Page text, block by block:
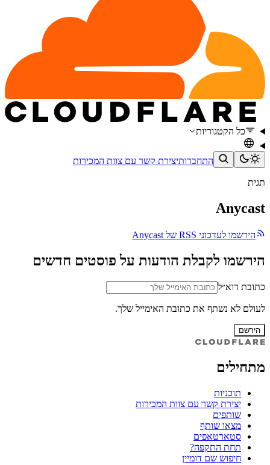
כל הקטגוריות
התחברותיצירת קשר עם צוות המכירות
תגית
Anycast
הירשמו לעדכוני RSS של Anycast
הירשמו לקבלת הודעות על פוסטים חדשים
כתובת דוא״ל
לעולם לא נשתף את כתובת האימייל שלך.
הירשם
מתחילים
תוכניות
יצירת קשר עם צוות המכירות
שותפים
מצאו שותף
סטארטאפים
תחת התקפה?
חיפוש שם דומיין